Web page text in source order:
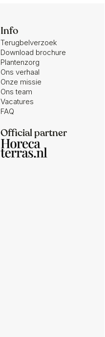
Info
Terugbelverzoek
Download brochure
Plantenzorg
Ons verhaal
Onze missie
Ons team
Vacatures
FAQ
Official partner